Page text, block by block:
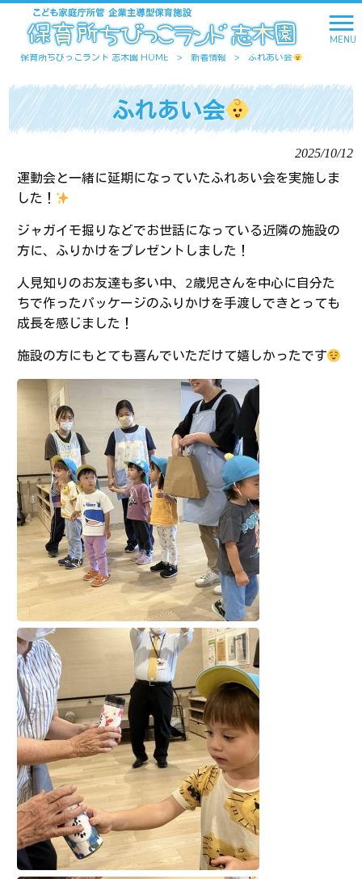
MENU
保育所ちびっこランド 志木園 HOME
> 新着情報 > ふれあい会
ふれあい会
2025/10/12
運動会と一緒に延期になっていたふれあい会を実施しま
した！
ジャガイモ掘りなどでお世話になっている近隣の施設の
方に、ふりかけをプレゼントしました！
人見知りのお友達も多い中、2歳児さんを中心に自分た
ちで作ったパッケージのふりかけを手渡しできとっても
成長を感じました！
施設の方にもとても喜んでいただけて嬉しかったです